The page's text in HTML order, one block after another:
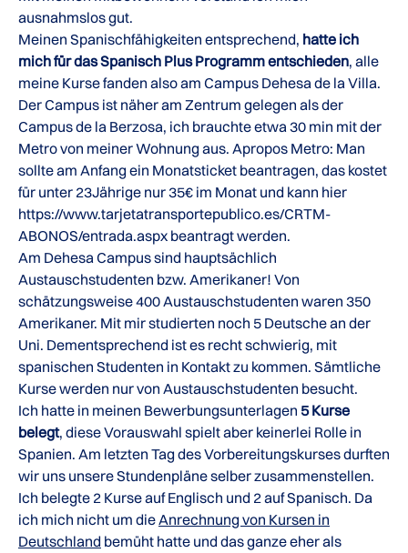
ausnahmslos gut.
Meinen Spanischfähigkeiten entsprechend, hatte ich
mich für das Spanisch Plus Programm entschieden, alle
meine Kurse fanden also am Campus Dehesa de la Villa.
Der Campus ist näher am Zentrum gelegen als der
Campus de la Berzosa, ich brauchte etwa 30 min mit der
Metro von meiner Wohnung aus. Apropos Metro: Man
sollte am Anfang ein Monatsticket beantragen, das kostet
für unter 23Jährige nur 35€ im Monat und kann hier
https://www.tarjetatransportepublico.es/CRTM-
ABONOS/entrada.aspx beantragt werden.
Am Dehesa Campus sind hauptsächlich
Austauschstudenten bzw. Amerikaner! Von
schätzungsweise 400 Austauschstudenten waren 350
Amerikaner. Mit mir studierten noch 5 Deutsche an der
Uni. Dementsprechend ist es recht schwierig, mit
spanischen Studenten in Kontakt zu kommen. Sämtliche
Kurse werden nur von Austauschstudenten besucht.
Ich hatte in meinen Bewerbungsunterlagen 5 Kurse
belegt, diese Vorauswahl spielt aber keinerlei Rolle in
Spanien. Am letzten Tag des Vorbereitungskurses durften
wir uns unsere Stundenpläne selber zusammenstellen.
Ich belegte 2 Kurse auf Englisch und 2 auf Spanisch. Da
ich mich nicht um dieAnrechnung von Kursen in
Deutschland bemüht hatte und das ganze eher als